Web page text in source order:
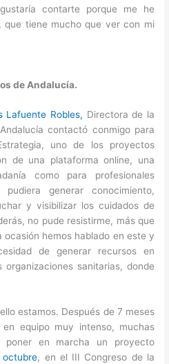
contarte porque me he
que tiene mucho que ver con mi
de Andalucía.
Lafuente Robles, Directora de la
contactó conmigo para
uno de los proyectos
de una plataforma online, una
como para profesionales
generar conocimiento,
y visibilizar los cuidados de
no pude resistirme, más que
ocasión hemos hablado en este y
de generar recursos en
sanitarias, donde
estamos. Después de 7 meses
equipo muy intenso, muchas
en marcha un proyecto
octubre, en el III Congreso de la